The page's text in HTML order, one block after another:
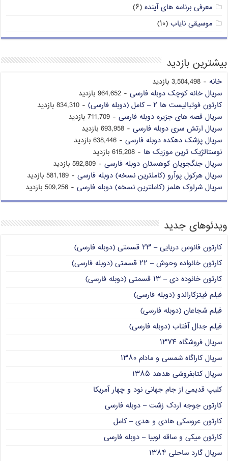
معرفی برنامه های آینده (۶)
موسیقی نایاب (۱۰)
بیشترین بازدید
خانه - 3,504,498 بازدید
سریال خانه کوچک دوبله فارسی - 964,652 بازدید
کارتون فوتبالیست ها ۲ – کامل (دوبله فارسی)
- 834,310 بازدید
سریال قصه های جزیره دوبله فارسی - 711,709 بازدید
سریال ارتش سری دوبله فارسی - 693,958 بازدید
سریال پزشک دهکده دوبله فارسی - 638,446 بازدید
نوستالژیک ترین موزیک ها - 615,208 بازدید
سریال جنگجویان کوهستان دوبله فارسی - 592,809 بازدید
سریال هرکول پوآرو (کاملترین نسخه) دوبله فارسی - 581,189 بازدید
سریال شرلوک هلمز (کاملترین نسخه) دوبله فارسی - 509,256 بازدید
ویدئوهای جدید
کارتون فانوس دریایی – ۲۳ قسمتی (دوبله فارسی)
کارتون خانواده وحوش – ۲۲ قسمتی (دوبله فارسی)
کارتون خانوده دی – ۱۳ قسمتی (دوبله فارسی)
فیلم فیتزکارالدو (دوبله فارسی)
فیلم شجاعان (دوبله فارسی)
فیلم جدال آفتاب (دوبله فارسی)
سریال فروشگاه ۱۳۷۴
سریال کاراگاه شمسی و مادام ۱۳۸۰
سریال کتابفروشی هدهد ۱۳۸۵
کلیپ قدیمی از جام جهانی نود و چهار آمریکا
کارتون جوجه اردک زشت – دوبله فارسی
کارتون عروسکی هادی و هدی – کامل
کارتون میکی و ساقه لوبیا – دوبله فارسی
سریال گارد ساحلی ۱۳۸۴